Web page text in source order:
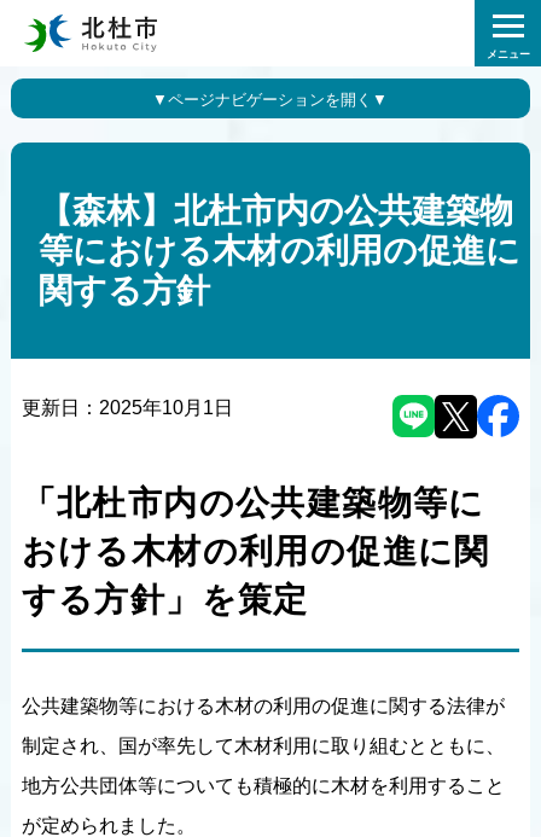
メニュー
【森林】北杜市内の公共建築物
等における木材の利用の促進に
関する方針
更新日： 2025年10月1日
「北杜市内の公共建築物等に
おける木材の利用の促進に関
する方針」を策定
公共建築物等における木材の利用の促進に関する法律が
制定され、国が率先して木材利用に取り組むとともに、
地方公共団体等についても積極的に木材を利用すること
が定められました。